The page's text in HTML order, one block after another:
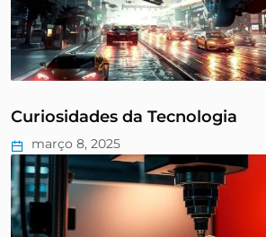
Curiosidades da Tecnologia
março 8, 2025